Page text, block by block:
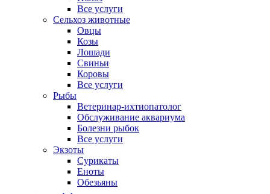
Все услуги
Сельхоз животные
Овцы
Козы
Лошади
Свиньи
Коровы
Все услуги
Рыбы
Ветеринар-ихтиопатолог
Обслуживание аквариума
Болезни рыбок
Все услуги
Экзоты
Сурикаты
Еноты
Обезьяны